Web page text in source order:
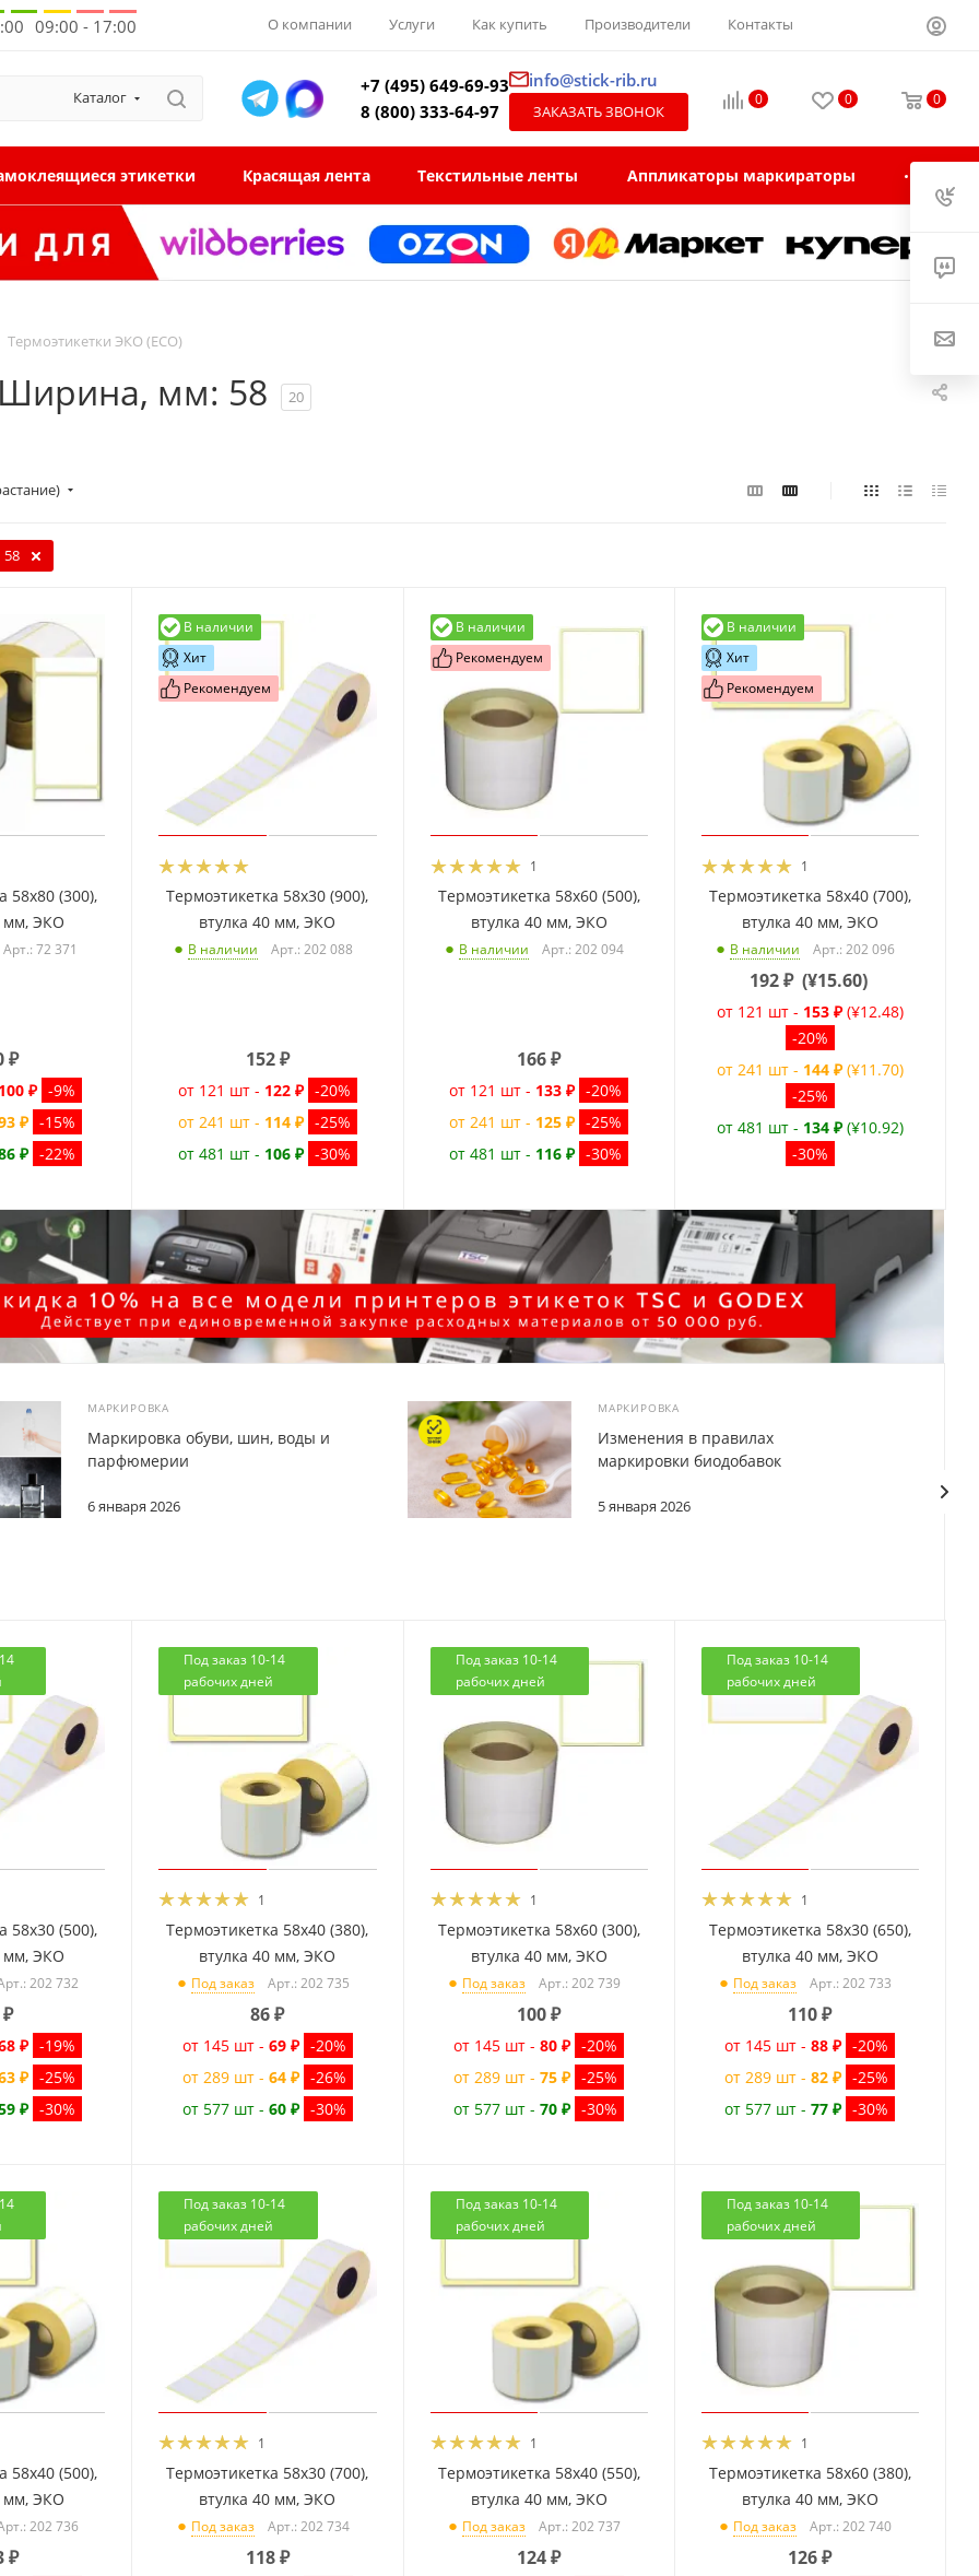
09:00 - 17:00 О компании Услуги Как купить Производители Контакты
Каталог
+7 (495) 649-69-93
8 (800) 333-64-97
info@stick-rib.ru
ЗАКАЗАТЬ ЗВОНОК
0 0 0
этикетки Красящая лента Текстильные ленты Аппликаторы маркираторы
Термоэтикетки ЭКО (ECO)
Ширина, мм: 58 20
58
58x80 (300),
мм, ЭКО
Арт.: 72 371
₽
100 ₽ -9%
₽ -15%
₽ -22%
В наличии
Хит
Рекомендуем
Термоэтикетка 58x30 (900),
втулка 40 мм, ЭКО
В наличии Арт.: 202 088
152₽
от 121 шт - 122 ₽ -20%
от 241 шт - 114 ₽ -25%
от 481 шт - 106 ₽ -30%
В наличии
Рекомендуем
1
Термоэтикетка 58x60 (500),
втулка 40 мм, ЭКО
В наличии Арт.: 202 094
166₽
от 121 шт - 133 ₽ -20%
от 241 шт - 125 ₽ -25%
от 481 шт - 116 ₽ -30%
В наличии
Хит
Рекомендуем
1
Термоэтикетка 58x40 (700),
втулка 40 мм, ЭКО
В наличии Арт.: 202 096
192₽ (¥15.60)
от 121 шт - 153 ₽ (¥12.48)
-20%
от 241 шт - 144 ₽ (¥11.70)
-25%
от 481 шт - 134 ₽ (¥10.92)
-30%
МАРКИРОВКА
6 января 2026
Маркировка обуви, шин, воды и
парфюмерии
МАРКИРОВКА
5 января 2026
Изменения в правилах
маркировки биодобавок
58x30 (500),
мм, ЭКО
202 732
₽
₽ -19%
₽ -25%
₽ -30%
Под заказ 10-14
рабочих дней
1
Термоэтикетка 58x40 (380),
втулка 40 мм, ЭКО
Под заказ Арт.: 202 735
86₽
от 145 шт - 69 ₽ -20%
от 289 шт - 64 ₽ -26%
от 577 шт - 60 ₽ -30%
Под заказ 10-14
рабочих дней
1
Термоэтикетка 58x60 (300),
втулка 40 мм, ЭКО
Под заказ Арт.: 202 739
100₽
от 145 шт -80 ₽ -20%
от 289 шт -75 ₽ -25%
от 577 шт -70 ₽ -30%
Под заказ 10-14
рабочих дней
1
Термоэтикетка 58x30 (650),
втулка 40 мм, ЭКО
Под заказ Арт.: 202 733
110₽
от 145 шт -88 ₽ -20%
от 289 шт -82 ₽ -25%
от 577 шт -77 ₽ -30%
58x40 (500),
мм, ЭКО
202 736
₽
Под заказ 10-14
рабочих дней
1
Термоэтикетка 58x30 (700),
втулка 40 мм, ЭКО
Под заказ Арт.: 202 734
118₽
Под заказ 10-14
рабочих дней
1
Термоэтикетка 58x40 (550),
втулка 40 мм, ЭКО
Под заказ Арт.: 202 737
124₽
Под заказ 10-14
рабочих дней
1
Термоэтикетка 58x60 (380),
втулка 40 мм, ЭКО
Под заказ Арт.: 202 740
126₽